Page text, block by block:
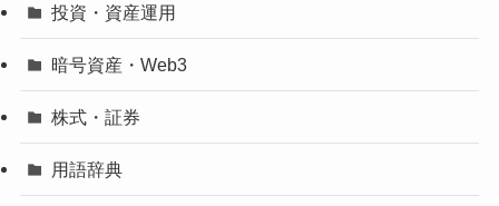
投資・資産運用
暗号資産・Web3
株式・証券
用語辞典